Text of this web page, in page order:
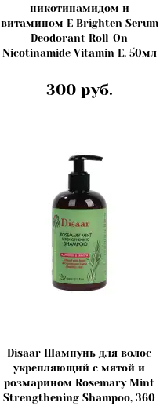
никотинамидом и
витамином Е Brighten Serum
Deodorant Roll-On
Nicotinamide Vitamin E, 50мл
300 руб.
Disaar Шампунь для волос
укрепляющий с мятой и
розмарином Rosemary Mint
Strengthening Shampoo, 360